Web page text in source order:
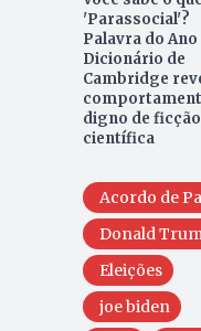
'Parassocial'?
Palavra do Ano
Dicionário de
Cambridge
digno de ficção
científica
Acordo de
Donald
Eleições
joe biden